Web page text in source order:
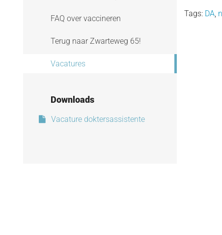
Tags: DA,
FAQ over vaccineren
Terug naar Zwarteweg 65!
Vacatures
Downloads
Vacature doktersassistente